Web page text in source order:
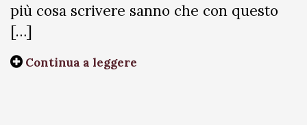
più cosa scrivere sanno che con questo
[…]
Continua a leggere